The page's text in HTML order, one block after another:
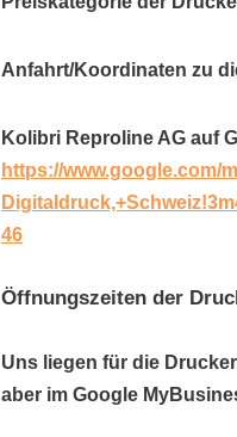
Anfahrt/Koordinaten zu
Kolibri Reproline AG auf
https://www.google.com/
46
Öffnungszeiten der
Uns liegen für die
aber im Google